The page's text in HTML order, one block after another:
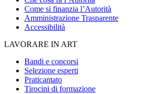
Come si finanzia l’Autorità
Amministrazione Trasparente
Accessibilità
LAVORARE IN ART
Bandi e concorsi
Selezione esperti
Praticantato
Tirocini di formazione